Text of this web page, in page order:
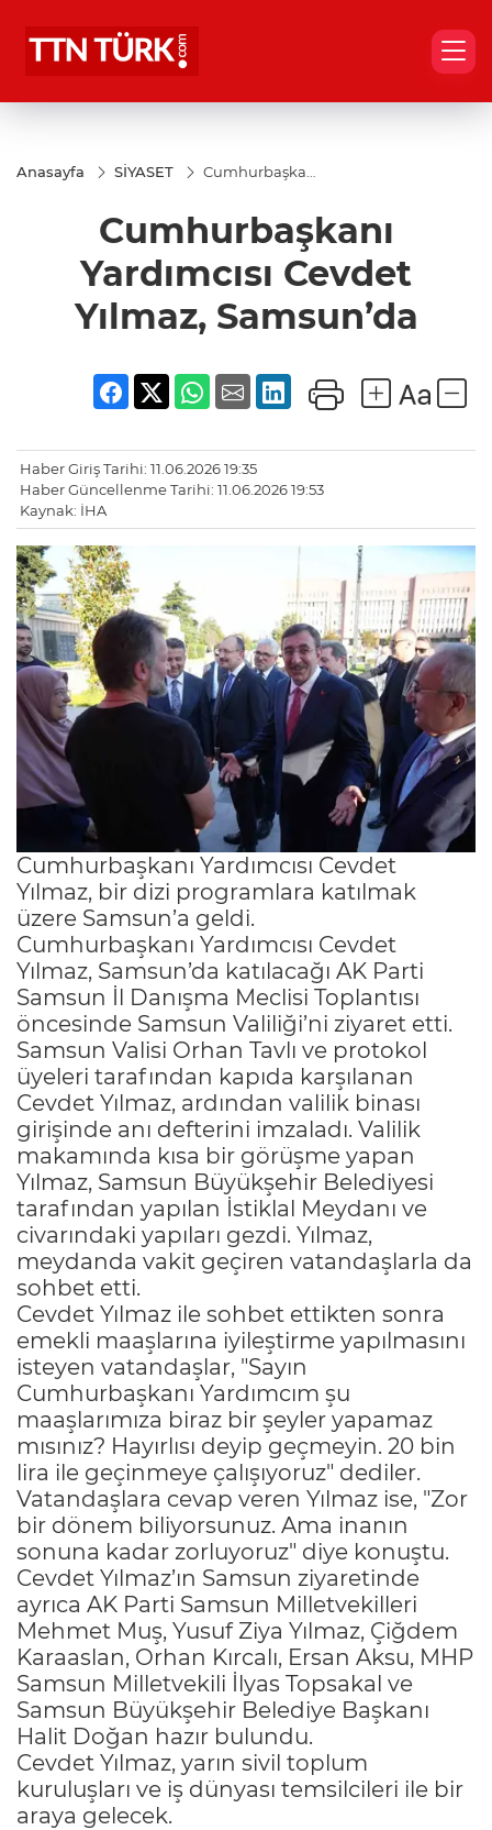
Anasayfa SİYASET
Cumhurbaşkanı
Samsun’da
Cumhurbaşkanı
Yardımcısı Cevdet
Yılmaz, Samsun’da
Haber Giriş Tarihi: 11.06.2026 19:35
Haber Güncellenme Tarihi: 11.06.2026 19:53
Kaynak: İHA
Cumhurbaşkanı Yardımcısı Cevdet
Yılmaz, bir dizi programlara katılmak
üzere Samsun’a geldi.
Cumhurbaşkanı Yardımcısı Cevdet
Yılmaz, Samsun’da katılacağı AK Parti
Samsun İl Danışma Meclisi Toplantısı
öncesinde Samsun Valiliği’ni ziyaret etti.
Samsun Valisi Orhan Tavlı ve protokol
üyeleri tarafından kapıda karşılanan
Cevdet Yılmaz, ardından valilik binası
girişinde anı defterini imzaladı. Valilik
makamında kısa bir görüşme yapan
Yılmaz, Samsun Büyükşehir Belediyesi
tarafından yapılan İstiklal Meydanı ve
civarındaki yapıları gezdi. Yılmaz,
meydanda vakit geçiren vatandaşlarla da
sohbet etti.
Cevdet Yılmaz ile sohbet ettikten sonra
emekli maaşlarına iyileştirme yapılmasını
isteyen vatandaşlar, "Sayın
Cumhurbaşkanı Yardımcım şu
maaşlarımıza biraz bir şeyler yapamaz
mısınız? Hayırlısı deyip geçmeyin. 20 bin
lira ile geçinmeye çalışıyoruz" dediler.
Vatandaşlara cevap veren Yılmaz ise, "Zor
bir dönem biliyorsunuz. Ama inanın
sonuna kadar zorluyoruz" diye konuştu.
Cevdet Yılmaz’ın Samsun ziyaretinde
ayrıca AK Parti Samsun Milletvekilleri
Mehmet Muş, Yusuf Ziya Yılmaz, Çiğdem
Karaaslan, Orhan Kırcalı, Ersan Aksu, MHP
Samsun Milletvekili İlyas Topsakal ve
Samsun Büyükşehir Belediye Başkanı
Halit Doğan hazır bulundu.
Cevdet Yılmaz, yarın sivil toplum
kuruluşları ve iş dünyası temsilcileri ile bir
araya gelecek.